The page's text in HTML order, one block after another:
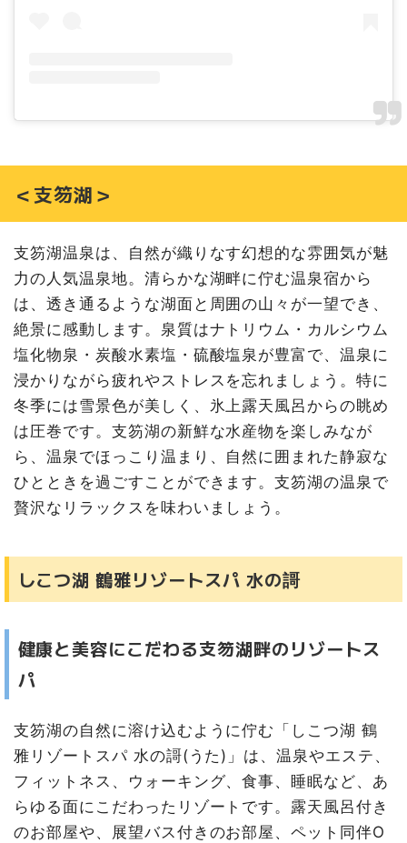
＜支笏湖＞
支笏湖温泉は、自然が織りなす幻想的な雰囲気が魅
力の人気温泉地。清らかな湖畔に佇む温泉宿から
は、透き通るような湖面と周囲の山々が一望でき、
絶景に感動します。泉質はナトリウム・カルシウム
塩化物泉・炭酸水素塩・硫酸塩泉が豊富で、温泉に
浸かりながら疲れやストレスを忘れましょう。特に
冬季には雪景色が美しく、氷上露天風呂からの眺め
は圧巻です。支笏湖の新鮮な水産物を楽しみなが
ら、温泉でほっこり温まり、自然に囲まれた静寂な
ひとときを過ごすことができます。支笏湖の温泉で
贅沢なリラックスを味わいましょう。
しこつ湖 鶴雅リゾートスパ 水の謌
健康と美容にこだわる支笏湖畔のリゾートス
パ
支笏湖の自然に溶け込むように佇む「しこつ湖 鶴
雅リゾートスパ 水の謌(うた)」は、温泉やエステ、
フィットネス、ウォーキング、食事、睡眠など、あ
らゆる面にこだわったリゾートです。露天風呂付き
のお部屋や、展望バス付きのお部屋、ペット同伴O